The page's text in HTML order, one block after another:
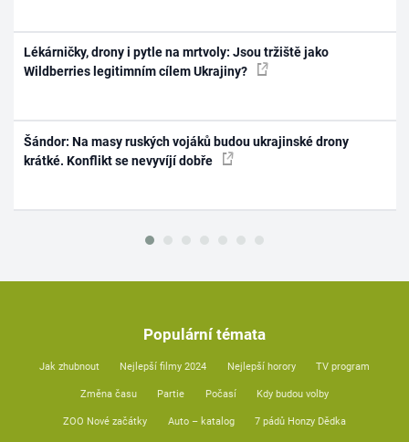
Lékárničky, drony i pytle na mrtvoly: Jsou tržiště jako
Wildberries legitimním cílem Ukrajiny?
Šándor: Na masy ruských vojáků budou ukrajinské drony
krátké. Konflikt se nevyvíjí dobře
Populární témata
Jak zhubnout Nejlepší filmy 2024 Nejlepší horory TV program
Změna času Partie Počasí Kdy budou volby
ZOO Nové začátky Auto – katalog 7 pádů Honzy Dědka